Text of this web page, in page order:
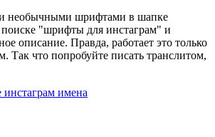
необычными шрифтами в шапке
"шрифты для инстаграм" и
описание. Правда, работает это только
Так что попробуйте писать транслитом,